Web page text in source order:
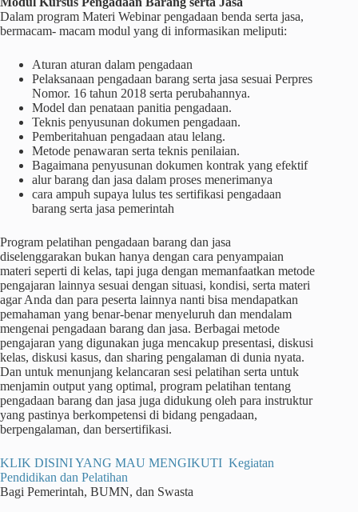
Dalam program Materi Webinar pengadaan benda serta jasa,
bermacam- macam modul yang di informasikan meliputi:
Aturan aturan dalam pengadaan
Pelaksanaan pengadaan barang serta jasa sesuai Perpres
Nomor. 16 tahun 2018 serta perubahannya.
Model dan penataan panitia pengadaan.
Teknis penyusunan dokumen pengadaan.
Pemberitahuan pengadaan atau lelang.
Metode penawaran serta teknis penilaian.
Bagaimana penyusunan dokumen kontrak yang efektif
alur barang dan jasa dalam proses menerimanya
cara ampuh supaya lulus tes sertifikasi pengadaan
barang serta jasa pemerintah
Program pelatihan pengadaan barang dan jasa
diselenggarakan bukan hanya dengan cara penyampaian
materi seperti di kelas, tapi juga dengan memanfaatkan metode
pengajaran lainnya sesuai dengan situasi, kondisi, serta materi
agar Anda dan para peserta lainnya nanti bisa mendapatkan
pemahaman yang benar-benar menyeluruh dan mendalam
mengenai pengadaan barang dan jasa. Berbagai metode
pengajaran yang digunakan juga mencakup presentasi, diskusi
kelas, diskusi kasus, dan sharing pengalaman di dunia nyata.
Dan untuk menunjang kelancaran sesi pelatihan serta untuk
menjamin output yang optimal, program pelatihan tentang
pengadaan barang dan jasa juga didukung oleh para instruktur
yang pastinya berkompetensi di bidang pengadaan,
berpengalaman, dan bersertifikasi.
KLIK DISINI YANG MAU MENGIKUTI Kegiatan
Pendidikan dan Pelatihan
Bagi Pemerintah, BUMN, dan Swasta